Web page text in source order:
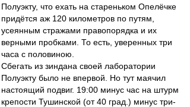
Полуэкту, что ехать на стареньком Опелёчке
придётся аж 120 километров по путям,
усеянным стражами правопорядка и их
верными пробками. То есть, уверенных три
часа с половиною.
Сбегать из зиндана своей лаборатории
Полуэкту было не впервой. Но тут маячил
настоящий подвиг. 19:00 минус час на штурм
крепости Тушинской (от 40 град.) минус три-